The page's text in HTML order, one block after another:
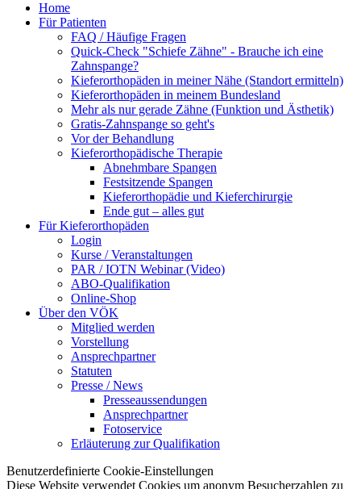
Home
Für Patienten
FAQ / Häufige Fragen
Quick-Check "Schiefe Zähne" - Brauche ich eine
Zahnspange?
Kieferorthopäden in meiner Nähe (Standort ermitteln)
Kieferorthopäden in meinem Bundesland
Mehr als nur gerade Zähne (Funktion und Ästhetik)
Gratis-Zahnspange so geht's
Vor der Behandlung
Kieferorthopädische Therapie
Abnehmbare Spangen
Festsitzende Spangen
Kieferorthopädie und Kieferchirurgie
Ende gut – alles gut
Für Kieferorthopäden
Login
Kurse / Veranstaltungen
PAR / IOTN Webinar (Video)
ABO-Qualifikation
Online-Shop
Über den VÖK
Mitglied werden
Vorstellung
Ansprechpartner
Statuten
Presse / News
Presseaussendungen
Ansprechpartner
Fotoservice
Erläuterung zur Qualifikation
Benutzerdefinierte Cookie-Einstellungen
Diese Website verwendet Cookies um anonym Besucherzahlen zu